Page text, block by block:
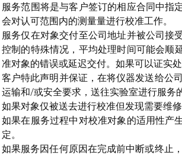
服务范围将是与客户签订的相应合同中指
会对认可范围内的测量量进行校准工作。
服务仅在对象交付至公司地址并被公司接
控制的特殊情况，平均处理时间可能会顺
准对象的错误或延迟交付。如果可以证实
客户特此声明并保证，在将仪器发送给公
运输和/或安全要求，送往实验室进行服务
如果对象仅被送去进行校准但发现需要维
如果在服务过程中对校准对象的适用性产
定。
如果服务因任何原因在完成前中断或终止